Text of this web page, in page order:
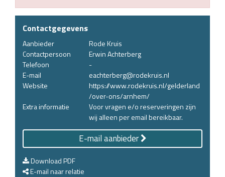
Contactgegevens
Aanbieder
Rode Kruis
Contactpersoon
Erwin Achterberg
Telefoon
-
E-mail
eachterberg@rodekruis.nl
Website
https://www.rodekruis.nl/gelderland
/over-ons/arnhem/
Extra informatie
Voor vragen e/o reserveringen zijn
wij alleen per email bereikbaar.
E-mail aanbieder
Download PDF
E-mail naar relatie